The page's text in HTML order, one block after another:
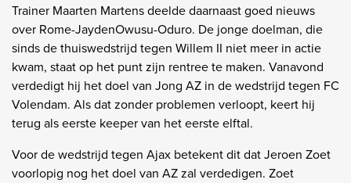
Trainer Maarten Martens deelde daarnaast goed nieuws
over Rome-JaydenOwusu-Oduro. De jonge doelman, die
sinds de thuiswedstrijd tegen Willem II niet meer in actie
kwam, staat op het punt zijn rentree te maken. Vanavond
verdedigt hij het doel van Jong AZ in de wedstrijd tegen FC
Volendam. Als dat zonder problemen verloopt, keert hij
terug als eerste keeper van het eerste elftal.
Voor de wedstrijd tegen Ajax betekent dit dat Jeroen Zoet
voorlopig nog het doel van AZ zal verdedigen. Zoet